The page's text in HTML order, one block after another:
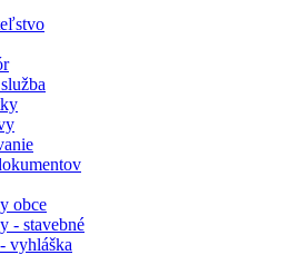
obce
- stavebné
vyhláška